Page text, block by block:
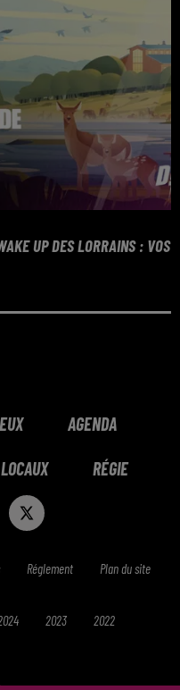
UP DES LORRAINS : VOS
AGENDA
RÉGIE
Réglement Plan du site
2023 2022